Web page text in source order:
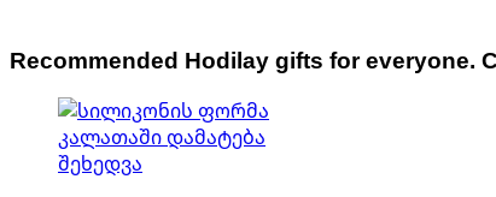
Recommended Hodilay gifts for everyone.
კალათაში დამატება
შეხედვა